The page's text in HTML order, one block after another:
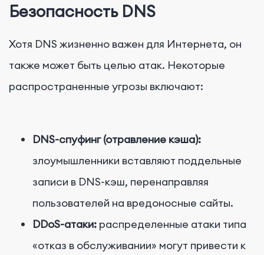
Безопасность DNS
Хотя DNS жизненно важен для Интернета, он
также может быть целью атак. Некоторые
распространенные угрозы включают:
DNS-спуфинг (отравление кэша):
злоумышленники вставляют поддельные
записи в DNS-кэш, перенаправляя
пользователей на вредоносные сайты.
DDoS-атаки: распределенные атаки типа
«отказ в обслуживании» могут привести к